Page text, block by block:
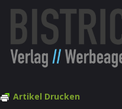
Artikel Drucken